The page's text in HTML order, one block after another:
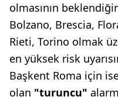
olmasının
Bolzano, Brescia,
Rieti, Torino olmak
en yüksek risk
Başkent Roma için
olan "turuncu"